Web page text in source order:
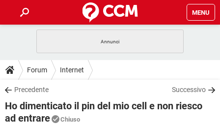
MENU
INTRATTENIMENTO
iOS
INSTAGRAM WHATSAPP
TIKTOK
GUIDE
COVID-19
iOS
DOWNLOAD
COVID-19 GAMING
INTRATTENIMENTO
FORUM
Forum Internet
Precedente Successivo
Ho dimenticato il pin del mio cell e non riesco
ad entrare
Chiuso